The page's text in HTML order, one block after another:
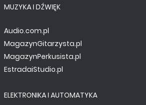
MUZYKA I DŹWIĘK
Audio.com.pl
MagazynGitarzysta.pl
MagazynPerkusista.pl
EstradaiStudio.pl
ELEKTRONIKA I AUTOMATYKA